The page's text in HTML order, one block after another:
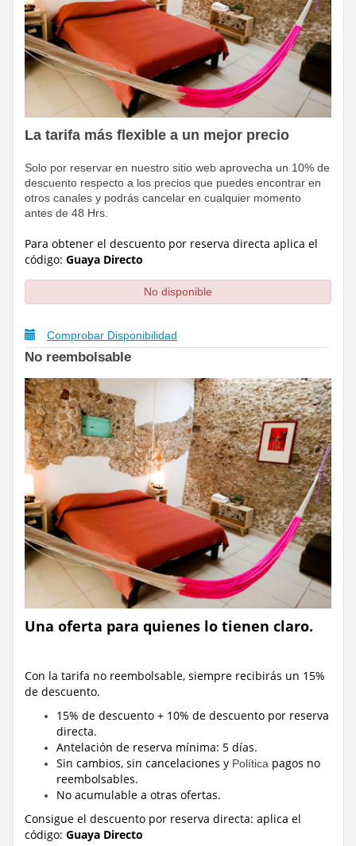
La tarifa más flexible a un mejor precio
Solo por reservar en nuestro sitio web aprovecha un 10% de
descuento respecto a los precios que puedes encontrar en
otros canales y podrás cancelar en cualquier momento
antes de 48 Hrs.
Para obtener el descuento por reserva directa aplica el
código: Guaya Directo
No disponible
Comprobar Disponibilidad
No reembolsable
Una oferta para quienes lo tienen claro.
Con la tarifa no reembolsable, siempre recibirás un 15%
de descuento.
15% de descuento + 10% de descuento por reserva
directa.
Antelación de reserva mínima: 5 días.
Sin cambios, sin cancelaciones y Política pagos no
reembolsables.
No acumulable a otras ofertas.
Consigue el descuento por reserva directa: aplica el
código: Guaya Directo